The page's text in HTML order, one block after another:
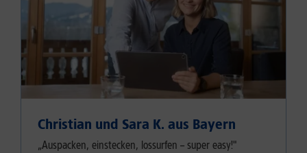
Christian und Sara K. aus Bayern
„Auspacken, einstecken, lossurfen – super easy!"